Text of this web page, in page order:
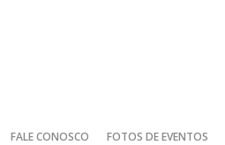
FALE CONOSCO FOTOS DE EVENTOS